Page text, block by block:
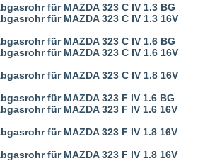
für MAZDA 323 C IV 1.3 BG
für MAZDA 323 C IV 1.3 16V
für MAZDA 323 C IV 1.6 BG
für MAZDA 323 C IV 1.6 16V
für MAZDA 323 C IV 1.8 16V
für MAZDA 323 F IV 1.6 BG
für MAZDA 323 F IV 1.6 16V
für MAZDA 323 F IV 1.8 16V
für MAZDA 323 F IV 1.8 16V